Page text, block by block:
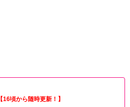
【16頃から随時更新！】